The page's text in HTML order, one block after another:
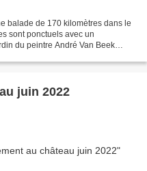
balade de 170 kilomètres dans le
sont ponctuels avec un
du peintre André Van Beek
juin 2022